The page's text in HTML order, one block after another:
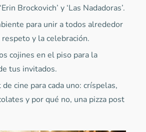
Brockovich’ y ‘Las Nadadoras’.
para unir a todos alrededor
y la celebración.
cojines en el piso para la
tus invitados.
cine para cada uno: críspelas,
y por qué no, una pizza post